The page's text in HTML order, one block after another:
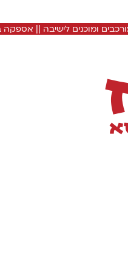
ומוכנים לישיבה ||